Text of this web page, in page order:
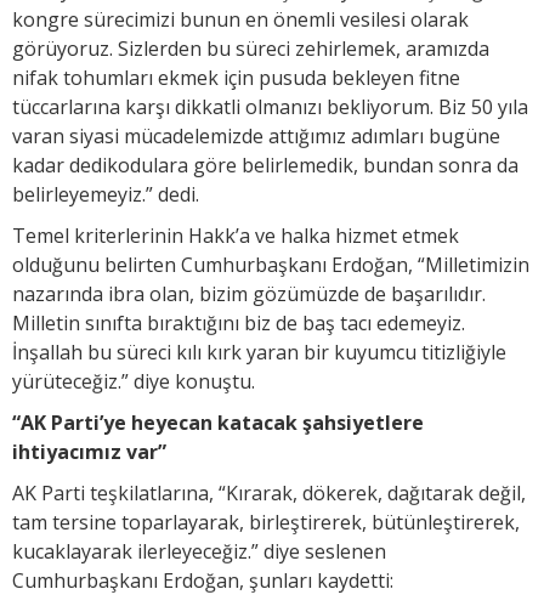
kongre sürecimizi bunun en önemli vesilesi olarak
görüyoruz. Sizlerden bu süreci zehirlemek, aramızda
nifak tohumları ekmek için pusuda bekleyen fitne
tüccarlarına karşı dikkatli olmanızı bekliyorum. Biz 50 yıla
varan siyasi mücadelemizde attığımız adımları bugüne
kadar dedikodulara göre belirlemedik, bundan sonra da
belirleyemeyiz.” dedi.
Temel kriterlerinin Hakk’a ve halka hizmet etmek
olduğunu belirten Cumhurbaşkanı Erdoğan, “Milletimizin
nazarında ibra olan, bizim gözümüzde de başarılıdır.
Milletin sınıfta bıraktığını biz de baş tacı edemeyiz.
İnşallah bu süreci kılı kırk yaran bir kuyumcu titizliğiyle
yürüteceğiz.” diye konuştu.
“AK Parti’ye heyecan katacak şahsiyetlere
ihtiyacımız var”
AK Parti teşkilatlarına, “Kırarak, dökerek, dağıtarak değil,
tam tersine toparlayarak, birleştirerek, bütünleştirerek,
kucaklayarak ilerleyeceğiz.” diye seslenen
Cumhurbaşkanı Erdoğan, şunları kaydetti: